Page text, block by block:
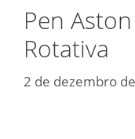
Pen
Rotativa
2 de dezembro